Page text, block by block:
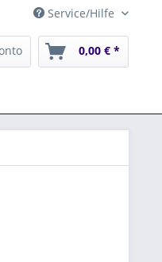
Service/Hilfe
0,00 € *